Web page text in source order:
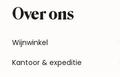
Over ons
Wijnwinkel
Kantoor & expeditie